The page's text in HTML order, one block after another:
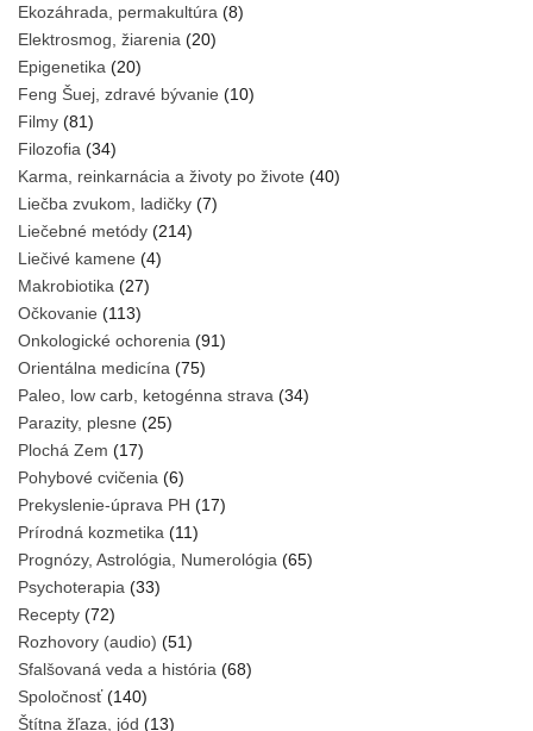
Ekozáhrada, permakultúra (8)
Elektrosmog, žiarenia (20)
Epigenetika (20)
Feng Šuej, zdravé bývanie (10)
Filmy (81)
Filozofia (34)
Karma, reinkarnácia a životy po živote (40)
Liečba zvukom, ladičky (7)
Liečebné metódy (214)
Liečivé kamene (4)
Makrobiotika (27)
Očkovanie (113)
Onkologické ochorenia (91)
Orientálna medicína (75)
Paleo, low carb, ketogénna strava (34)
Parazity, plesne (25)
Plochá Zem (17)
Pohybové cvičenia (6)
Prekyslenie-úprava PH (17)
Prírodná kozmetika (11)
Prognózy, Astrológia, Numerológia (65)
Psychoterapia (33)
Recepty (72)
Rozhovory (audio) (51)
Sfalšovaná veda a história (68)
Spoločnosť(140)
Štítna žľaza, jód (13)